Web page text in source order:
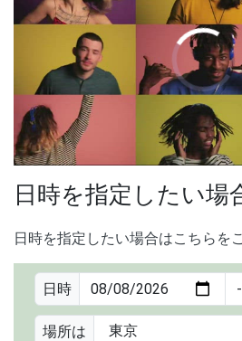
日時を指定したい場
日時を指定したい場合はこちらを
日時
場所は